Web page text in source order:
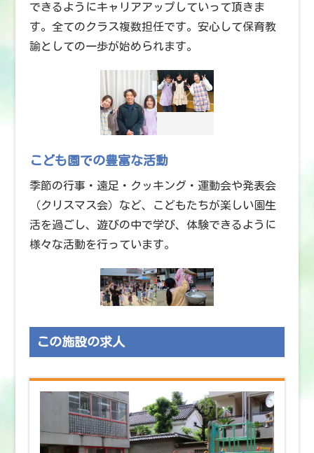
できるようにキャリアアップしていって頂きま
す。全てのクラス複数担任です。安心して保育教
諭としての一歩が始められます。
こども園での豊富な活動
季節の行事・遠足・クッキング・運動会や発表会
（クリスマス会）など、こどもたちが楽しい園生
活を過ごし、遊びの中で学び、体験できるように
様々な活動を行っています。
この施設の求人